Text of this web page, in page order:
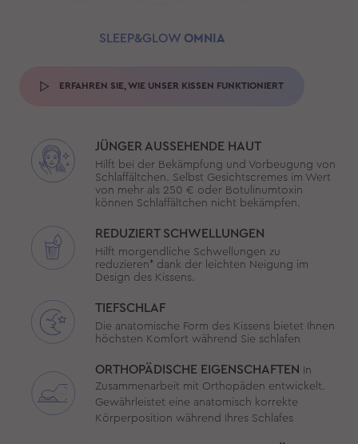
JÜNGER AUSSEHENDE HAUT
Hilft bei der Bekämpfung und Vorbeugung von
Schlaffältchen. Selbst Gesichtscremes im Wert
von mehr als 250 € oder Botulinumtoxin
können Schlaffältchen nicht bekämpfen.
REDUZIERT SCHWELLUNGEN
Hilft morgendliche Schwellungen zu
reduzieren* dank der leichten Neigung im
Design des Kissens.
TIEFSCHLAF
Die anatomische Form des Kissens bietet Ihnen
höchsten Komfort während Sie schlafen
SLEEP&GLOW OMNIA
ERFAHREN SIE, WIE UNSER KISSEN FUNKTIONIERT
ORTHOPÄDISCHE EIGENSCHAFTEN
In
Zusammenarbeit mit Orthopäden entwickelt.
Gewährleistet eine anatomisch korrekte
Körperposition während Ihres Schlafes